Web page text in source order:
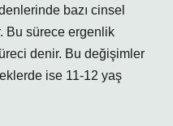
bazı cinsel
Bu sürece ergenlik
denir. Bu değişimler
ise 11-12 yaş